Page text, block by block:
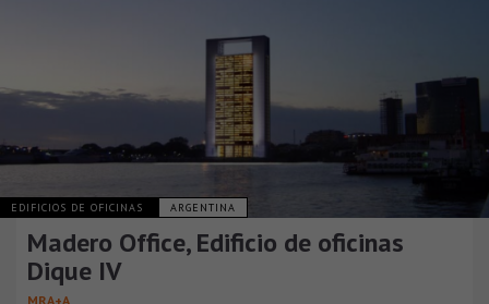
EDIFICIOS DE OFICINAS ARGENTINA
Madero Office, Edificio de oficinas
Dique IV
MRA+A